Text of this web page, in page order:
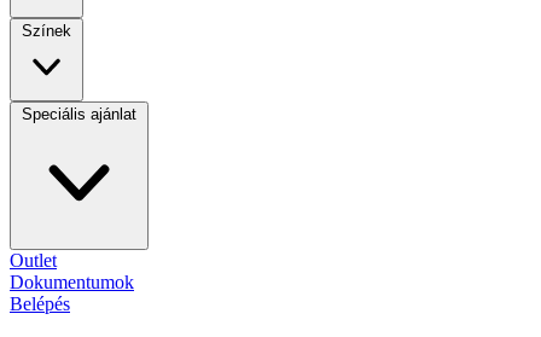
Színek
Speciális ajánlat
Outlet
Dokumentumok
Belépés